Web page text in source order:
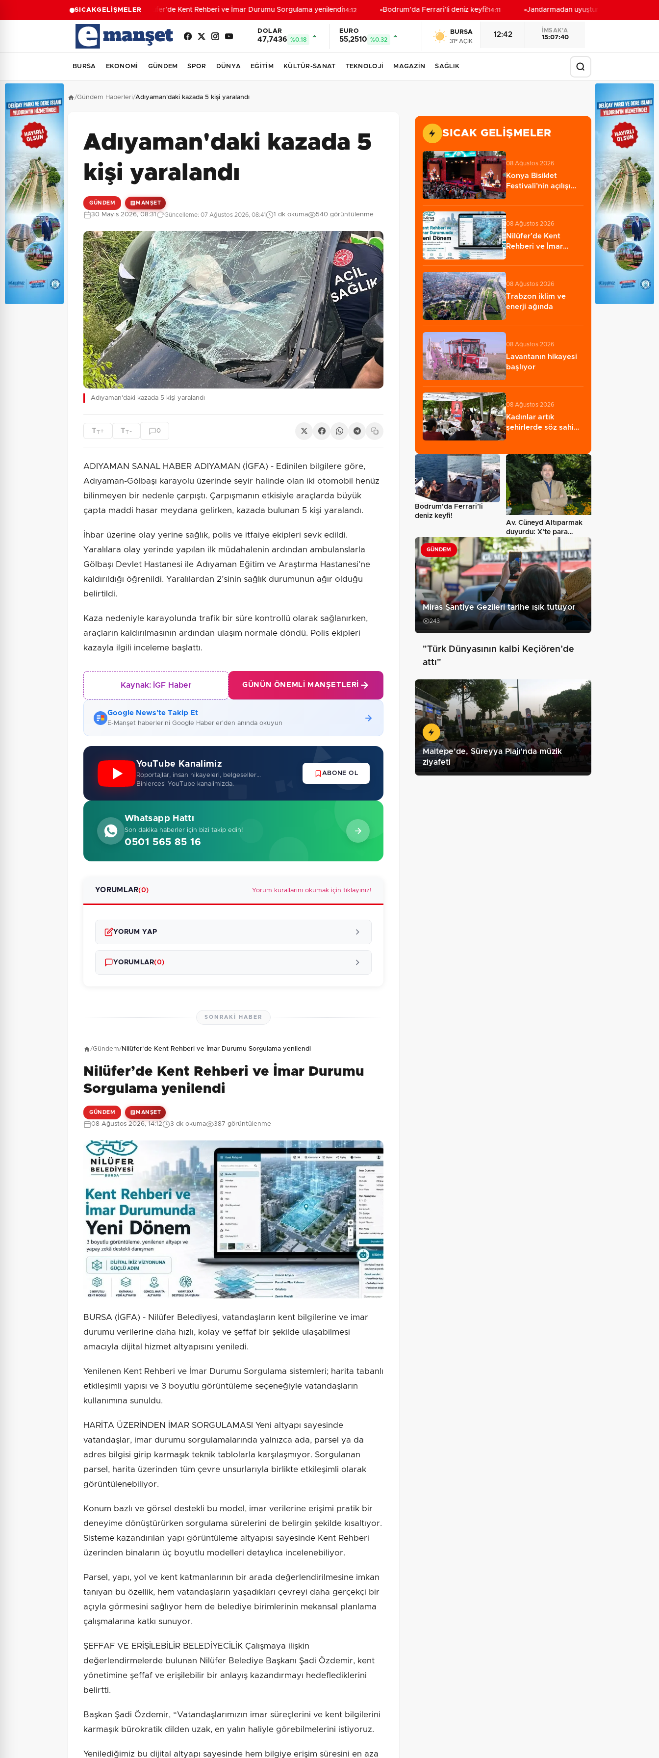
SICAKGELİŞMELERNilüfer’de Kent Rehberi ve İmar Durumu Sorgulama yenilendi14:12 Bodrum’da Ferrari’li deniz keyfi!14:11 Jandarmadan uyuşturucu operasyonu: 1
DOLAR
47,7436 %0.18
EURO
55,2510 %0.32
BURSA
31° AÇIK
12:42
İMSAK'A
15:07:38
BURSA EKONOMİ GÜNDEM SPOR DÜNYA EĞİTİM KÜLTÜR-SANAT TEKNOLOJİ MAGAZİN SAĞLIK
/Gündem Haberleri/Adıyaman'daki kazada 5 kişi yaralandı
Adıyaman'daki kazada 5
kişi yaralandı
GÜNDEM MANŞET
30 Mayıs 2026, 08:31 Güncelleme: 07 Ağustos 2026, 08:41 1 dk okuma 540 görüntülenme
Adıyaman'daki kazada 5 kişi yaralandı
TT+ TT - 0
ADIYAMAN SANAL HABER ADIYAMAN (İGFA) - Edinilen bilgilere göre,
Adıyaman-Gölbaşı karayolu üzerinde seyir halinde olan iki otomobil henüz
bilinmeyen bir nedenle çarpıştı. Çarpışmanın etkisiyle araçlarda büyük
çapta maddi hasar meydana gelirken, kazada bulunan 5 kişi yaralandı.
İhbar üzerine olay yerine sağlık, polis ve itfaiye ekipleri sevk edildi.
Yaralılara olay yerinde yapılan ilk müdahalenin ardından ambulanslarla
Gölbaşı Devlet Hastanesi ile Adıyaman Eğitim ve Araştırma Hastanesi’ne
kaldırıldığı öğrenildi. Yaralılardan 2’sinin sağlık durumunun ağır olduğu
belirtildi.
Kaza nedeniyle karayolunda trafik bir süre kontrollü olarak sağlanırken,
araçların kaldırılmasının ardından ulaşım normale döndü. Polis ekipleri
kazayla ilgili inceleme başlattı.
Kaynak: İGF Haber GÜNÜN ÖNEMLI MANŞETLERI
Google News'te Takip Et
E-Manşet haberlerini Google Haberler'den anında okuyun
YouTube Kanalimiz
Roportajlar, insan hikayeleri, belgeseller...
Binlercesi YouTube kanalimizda.
ABONE OL
Whatsapp Hattı
Son dakika haberler için bizi takip edin!
0501 565 85 16
YORUMLAR(0) Yorum kurallarını okumak için tıklayınız!
YORUM YAP
Güvenlik Sorusu: 9 + 10 = ? Gönder
YORUMLAR(0)
SONRAKI HABER
/Gündem/Nilüfer’de Kent Rehberi ve İmar Durumu Sorgulama yenilendi
Nilüfer’de Kent Rehberi ve İmar Durumu
Sorgulama yenilendi
GÜNDEM MANŞET
08 Ağustos 2026, 14:12 3 dk okuma 387 görüntülenme
BURSA (İGFA) - Nilüfer Belediyesi, vatandaşların kent bilgilerine ve imar
durumu verilerine daha hızlı, kolay ve şeffaf bir şekilde ulaşabilmesi
amacıyla dijital hizmet altyapısını yeniledi.
Yenilenen Kent Rehberi ve İmar Durumu Sorgulama sistemleri; harita tabanlı
etkileşimli yapısı ve 3 boyutlu görüntüleme seçeneğiyle vatandaşların
kullanımına sunuldu.
HARİTA ÜZERİNDEN İMAR SORGULAMASI Yeni altyapı sayesinde
vatandaşlar, imar durumu sorgulamalarında yalnızca ada, parsel ya da
adres bilgisi girip karmaşık teknik tablolarla karşılaşmıyor. Sorgulanan
parsel, harita üzerinden tüm çevre unsurlarıyla birlikte etkileşimli olarak
görüntülenebiliyor.
Konum bazlı ve görsel destekli bu model, imar verilerine erişimi pratik bir
deneyime dönüştürürken sorgulama sürelerini de belirgin şekilde kısaltıyor.
Sisteme kazandırılan yapı görüntüleme altyapısı sayesinde Kent Rehberi
üzerinden binaların üç boyutlu modelleri detaylıca incelenebiliyor.
Parsel, yapı, yol ve kent katmanlarının bir arada değerlendirilmesine imkan
tanıyan bu özellik, hem vatandaşların yaşadıkları çevreyi daha gerçekçi bir
açıyla görmesini sağlıyor hem de belediye birimlerinin mekansal planlama
çalışmalarına katkı sunuyor.
ŞEFFAF VE ERİŞİLEBİLİR BELEDİYECİLİK Çalışmaya ilişkin
değerlendirmelerde bulunan Nilüfer Belediye Başkanı Şadi Özdemir, kent
yönetimine şeffaf ve erişilebilir bir anlayış kazandırmayı hedeflediklerini
belirtti.
Başkan Şadi Özdemir, “Vatandaşlarımızın imar süreçlerini ve kent bilgilerini
karmaşık bürokratik dilden uzak, en yalın haliyle görebilmelerini istiyoruz.
Yenilediğimiz bu dijital altyapı sayesinde hem bilgiye erişim süresini en aza
SICAK GELIŞMELER
08 Ağustos 2026
Konya Bisiklet
Festivali’nin açılışı
gerçekleşti…
08 Ağustos 2026
Nilüfer’de Kent
Rehberi ve İmar
yenilendi…
08 Ağustos 2026
Trabzon iklim ve
enerji ağında
08 Ağustos 2026
Lavantanın hikayesi
başlıyor
08 Ağustos 2026
Kadınlar artık
şehirlerde söz sahibi
Bodrum’da Ferrari’li
deniz keyfi!
Av. Cüneyd Altıparmak
duyurdu: X’te para
kazanma sistemi…
GÜNDEM
Miras Şantiye Gezileri tarihe ışık tutuyor
243
"Türk Dünyasının kalbi Keçiören’de
attı"
Maltepe’de, Süreyya Plajı’nda müzik
ziyafeti